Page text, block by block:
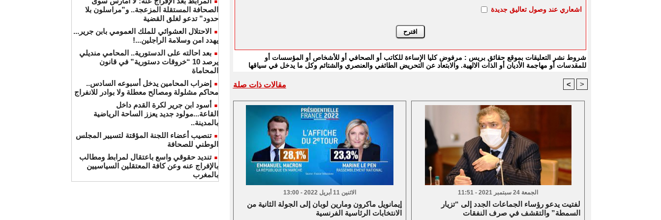
الصحافة المستقلة المزعجة.. و”مراسلون بلا
حدود” تدعو لغلق القضية
الاحتلال العشوائي للملك العمومي بابن جرير...
يهدد امن وسلامة الراجلين...!
بعد احالته على الدستورية.. المحامي منديلي
يرصد 10 “خروقات دستورية” في قانون
المحاماة
إضراب المحامين يدخل أسبوعه السادس..
محاكم مشلولة ومصالح معطلة ولا بوادر للانفراج
أسود ابن جرير لكرة القدم داخل
القاعة...مولود جديد يعزز الساحة الرياضية
بالمدينة..
تنصيب أعضاء اللجنة المؤقتة لتسيير المجلس
الوطني للصحافة
تنديد حقوقي واسع باعتقال لمرابط ومطالب
بالإفراج عنه وعن كافة المعتقلين السياسيين
بالمغرب
اشعاري عند وصول تعاليق جديدة
شروط نشر التعليقات بموقع حقائق بريس : مرفوض كليا الإساءة للكاتب أو الصحافي أو للأشخاص أو المؤسسات أو
للمقدسات أو مهاجمة الأديان أو الذات الالهية. والابتعاد عن التحريض الطائفي والعنصري والشتائم وكل ما يدخل في سياقها
مقالات ذات صلة < >
الاثنين 11 أبريل 2022 - 13:00
إيمانويل ماكرون ومارين لوبان إلى الجولة الثانية من
الانتخابات الرئاسية الفرنسية
الجمعة 24 سبتمبر 2021 - 11:51
لفتيت يدعو رؤساء الجماعات الجدد إلى “تزيار
السمطة” والتقشف في صرف النفقات